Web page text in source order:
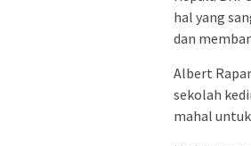
hal yang
dan
Albert
sekolah
mahal